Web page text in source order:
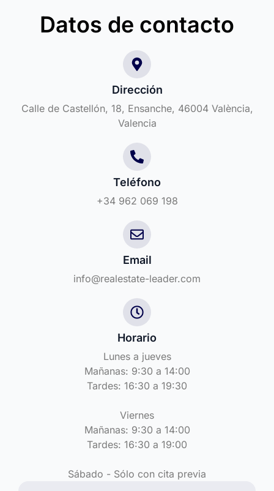
Datos de contacto
Dirección
Calle de Castellón, 18, Ensanche, 46004 València,
Valencia
Teléfono
+34 962 069 198
Email
info@realestate-leader.com
Horario
Lunes a jueves
Mañanas: 9:30 a 14:00
Tardes: 16:30 a 19:30
Viernes
Mañanas: 9:30 a 14:00
Tardes: 16:30 a 19:00
Sábado - Sólo con cita previa